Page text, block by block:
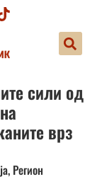
сили од
врз
, Регион